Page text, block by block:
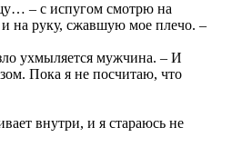
– с испугом смотрю на
на руку, сжавшую мое плечо. –
ухмыляется мужчина. – И
Пока я не посчитаю, что
внутри, и я стараюсь не